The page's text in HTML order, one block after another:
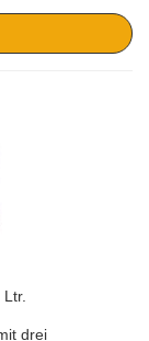
drei